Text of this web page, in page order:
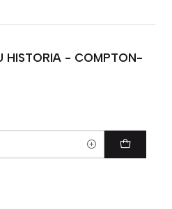
HISTORIA - COMPTON-